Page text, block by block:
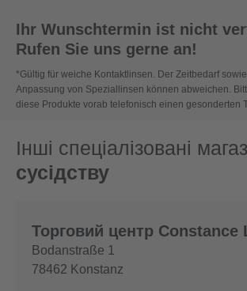
Ihr Wunschtermin ist nicht
Rufen Sie uns gerne an!
*Gültig für weiche Kontaktlinsen. Der Zeitbedarf
Anpassung von Speziallinsen können abweichen.
diese Produkte vorab telefonisch einen gesonderten
Інші спеціалізовані
сусідству
Торговий центр Constance
Bodanstraße 1
78462 Konstanz